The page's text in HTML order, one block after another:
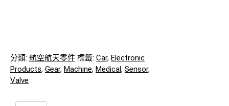
分類: 航空航天零件 標籤: Car, Electronic
Products, Gear, Machine, Medical, Sensor,
Valve